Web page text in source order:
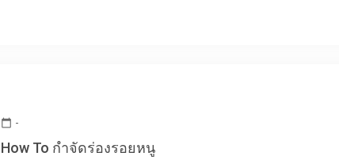
calendar_today -
How To กำจัดร่องรอยหนู